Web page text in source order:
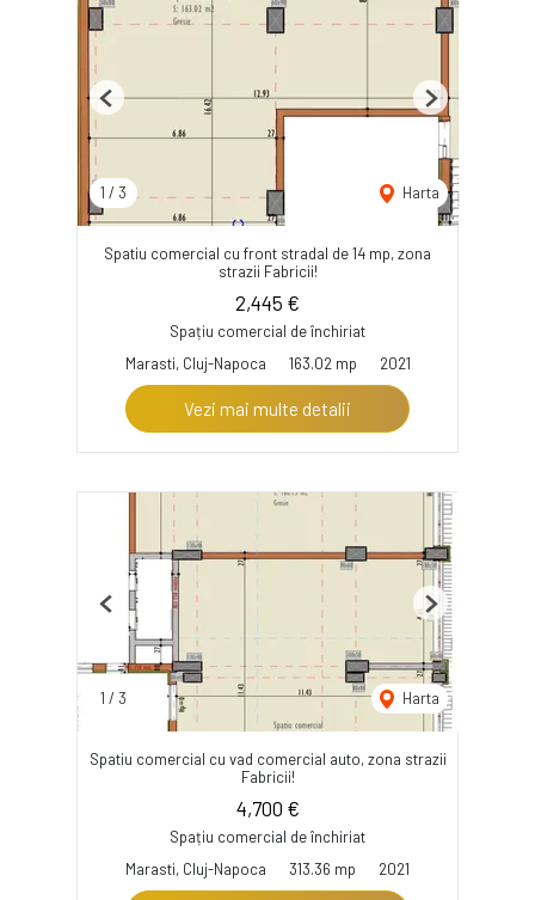
1 / 3 Harta
Previous Next
Spatiu comercial cu front stradal de 14 mp, zona
strazii Fabricii!
2,445 €
Spațiu comercial de închiriat
Marasti, Cluj-Napoca
163.02 mp 2021
Vezi mai multe detalii
1 / 3 Harta
Previous Next
Spatiu comercial cu vad comercial auto, zona strazii
Fabricii!
4,700 €
Spațiu comercial de închiriat
Marasti, Cluj-Napoca
313.36 mp 2021